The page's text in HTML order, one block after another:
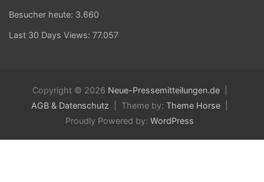
Besucher heute: 3.660
Last 30 Days Views: 77.057
Copyright © 2026 Neue-Pressemitteilungen.de
AGB & Datenschutz
Theme by: Theme Horse
Proudly Powered by: WordPress